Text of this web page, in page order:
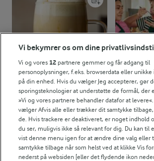
Protein:
Kulhydrat:
15,5 g
20 MIN
Pumpkin spice
latte
Kan det at
smage
Vi bekymrer os om dine
Vi og vores 12 partnere gemmer og får adgang til
personoplysninger, f.eks. browserdata eller
på din enhed. Hvis du vælger Jeg accepterer, gør
sporingsteknologier at understøtte de formål, der
»Vi og vores partnere behandler datafor at
vælger Afvis alle eller trækker dit samtykke
de. Hvis trackere er deaktiveret, er noget indhold
du ser, muligvis ikke så relevant for dig. Du kan til
vist denne menu igen for at ændre dine valg eller
samtykke tilbage når som helst ved at klikke Vis
nederst på websiden [eller det flydende ikon